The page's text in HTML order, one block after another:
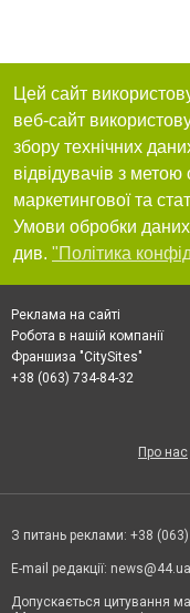
Цей сайт
веб-сайт
збору технічних
відвідувачів з
маркетингової та
Умови обробки даних
див. "Політика
Реклама на сайті
Робота в нашій компанії
Франшиза "CitySites"
+38 (063) 734-84-32
Про нас
З питань реклами: +38
E-mail редакції: news@44.ua
Допускається цитування